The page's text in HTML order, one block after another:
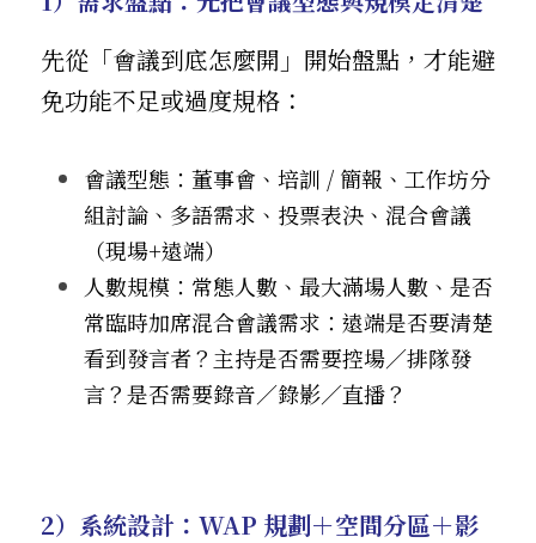
先從「會議到底怎麼開」開始盤點，才能避
免功能不足或過度規格：
會議型態：董事會、培訓 / 簡報、工作坊分
組討論、多語需求、投票表決、混合會議
（現場+遠端）
人數規模：常態人數、最大滿場人數、是否
常臨時加席混合會議需求：遠端是否要清楚
看到發言者？主持是否需要控場／排隊發
言？是否需要錄音／錄影／直播？
2）系統設計：WAP 規劃＋空間分區＋影